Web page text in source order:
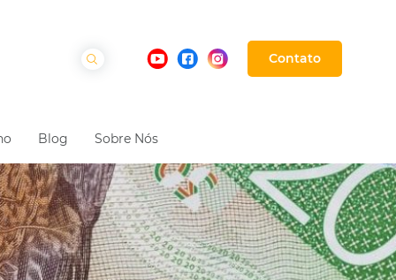
Contato
Blog Sobre Nós